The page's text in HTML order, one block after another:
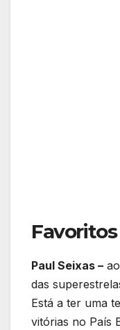
Favoritos
Paul Seixas –
das
Está a ter uma
vitórias no País